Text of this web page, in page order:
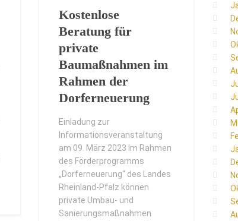
Kostenlose
Beratung für
private
Baumaßnahmen im
Rahmen der
Dorferneuerung
Einladung zur
Informationsveranstaltung
am 09. März 2023 Im Rahmen
des Förderprogramms
„Dorferneuerung“ des Landes
Rheinland-Pfalz können
private Umbau- und
Sanierungsmaßnahmen